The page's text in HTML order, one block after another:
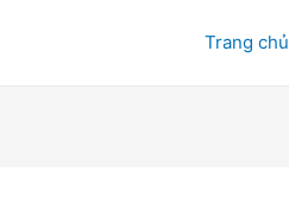
Trang chủ